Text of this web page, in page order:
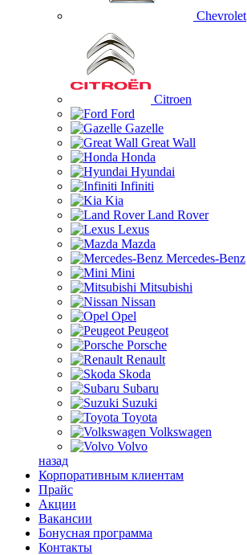
Chevrolet
Citroen
Ford
Gazelle
Great Wall
Honda
Hyundai
Infiniti
Kia
Land Rover
Lexus
Mazda
Mercedes-Benz
Mini
Mitsubishi
Nissan
Opel
Peugeot
Porsche
Renault
Skoda
Subaru
Suzuki
Toyota
Volkswagen
Volvo
назад
Корпоративным клиентам
Прайс
Акции
Вакансии
Бонусная программа
Контакты